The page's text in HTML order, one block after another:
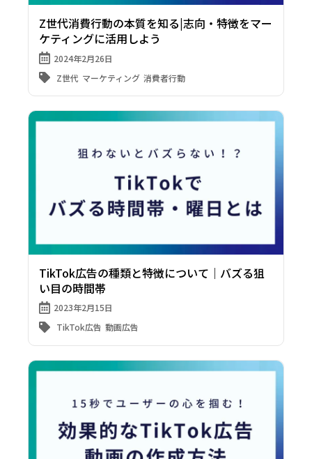
Z世代消費行動の本質を知る|志向・特徴をマー
ケティングに活用しよう
2024年2月26日
Z世代 マーケティング 消費者行動
TikTok広告の種類と特徴について｜バズる狙
い目の時間帯
2023年2月15日
TikTok広告 動画広告